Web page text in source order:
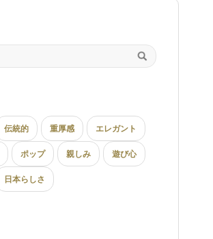
伝統的 重厚感 エレガント
ポップ 親しみ 遊び心
日本らしさ